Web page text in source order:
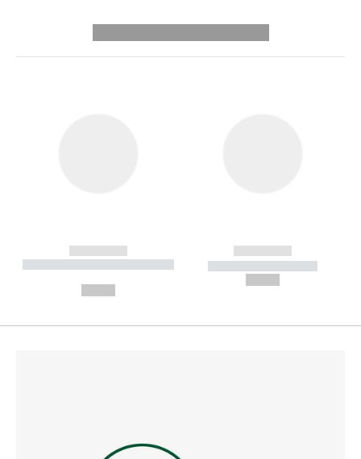
------------
----------- ----------- --------
------------
----------- -----------